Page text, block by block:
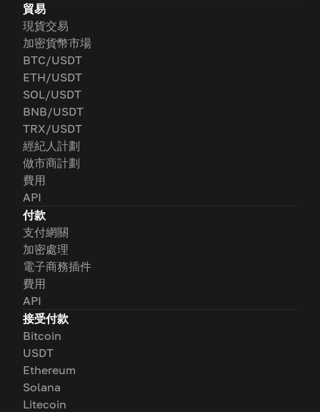
貿易
現貨交易
加密貨幣市場
BTC/USDT
ETH/USDT
SOL/USDT
BNB/USDT
TRX/USDT
經紀人計劃
做市商計劃
費用
API
付款
支付網關
加密處理
電子商務插件
費用
API
接受付款
Bitcoin
USDT
Ethereum
Solana
Litecoin